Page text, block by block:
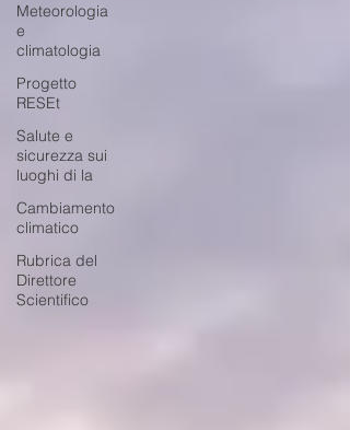
Meteorologia
e
climatologia
Progetto
RESEt
Salute e
sicurezza sui
luoghi di la
Cambiamento
climatico
Rubrica del
Direttore
Scientifico